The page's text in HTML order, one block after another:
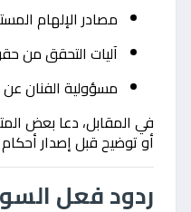
مصادر الإلهام
آليات التحقق من
مسؤولية الفنان
في المقابل، دعا بعض
أو توضيح قبل إصدار أحكام
ردود فعل